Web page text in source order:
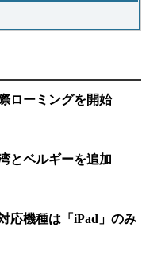
ローミングを開始
とベルギーを追加
応機種は「iPad」のみ